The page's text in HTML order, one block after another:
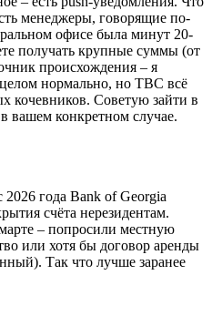
менеджеры, говорящие по-
офисе была минут 20-
получать крупные суммы (от
происхождения – я
нормально, но TBC всё
кочевников. Советую зайти в
вашем конкретном случае.
года Bank of Georgia
счёта нерезидентам.
– попросили местную
или хотя бы договор аренды
Так что лучше заранее